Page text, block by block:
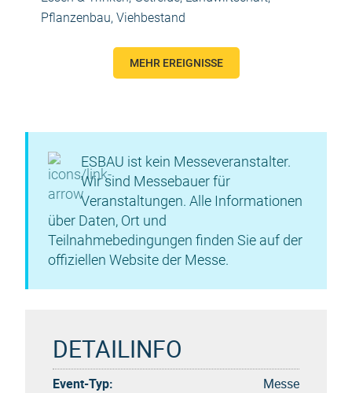
Pflanzenbau, Viehbestand
MEHR EREIGNISSE
ESBAU ist kein Messeveranstalter.
Wir sind Messebauer für
Veranstaltungen. Alle Informationen
über Daten, Ort und
Teilnahmebedingungen finden Sie auf der
offiziellen Website der Messe.
DETAILINFO
Event-Typ:
Messe